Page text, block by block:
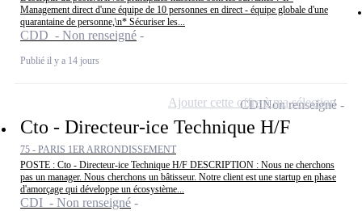
Management direct d'une équipe de 10 personnes en direct - équipe globale d'une
quarantaine de personne,\n* Sécuriser les...
CDD - Non renseigné
Publié il y a 14 jours
Cto - Directeur-ice Technique H/F
75 - PARIS 1ER ARRONDISSEMENT
POSTE : Cto - Directeur-ice Technique H/F DESCRIPTION : Nous ne cherchons
pas un manager. Nous cherchons un bâtisseur. Notre client est une startup en phase
d'amorçage qui développe un écosystème...
CDI - Non renseigné
CDINon renseigné
Ajouter cette offre à ma sélection